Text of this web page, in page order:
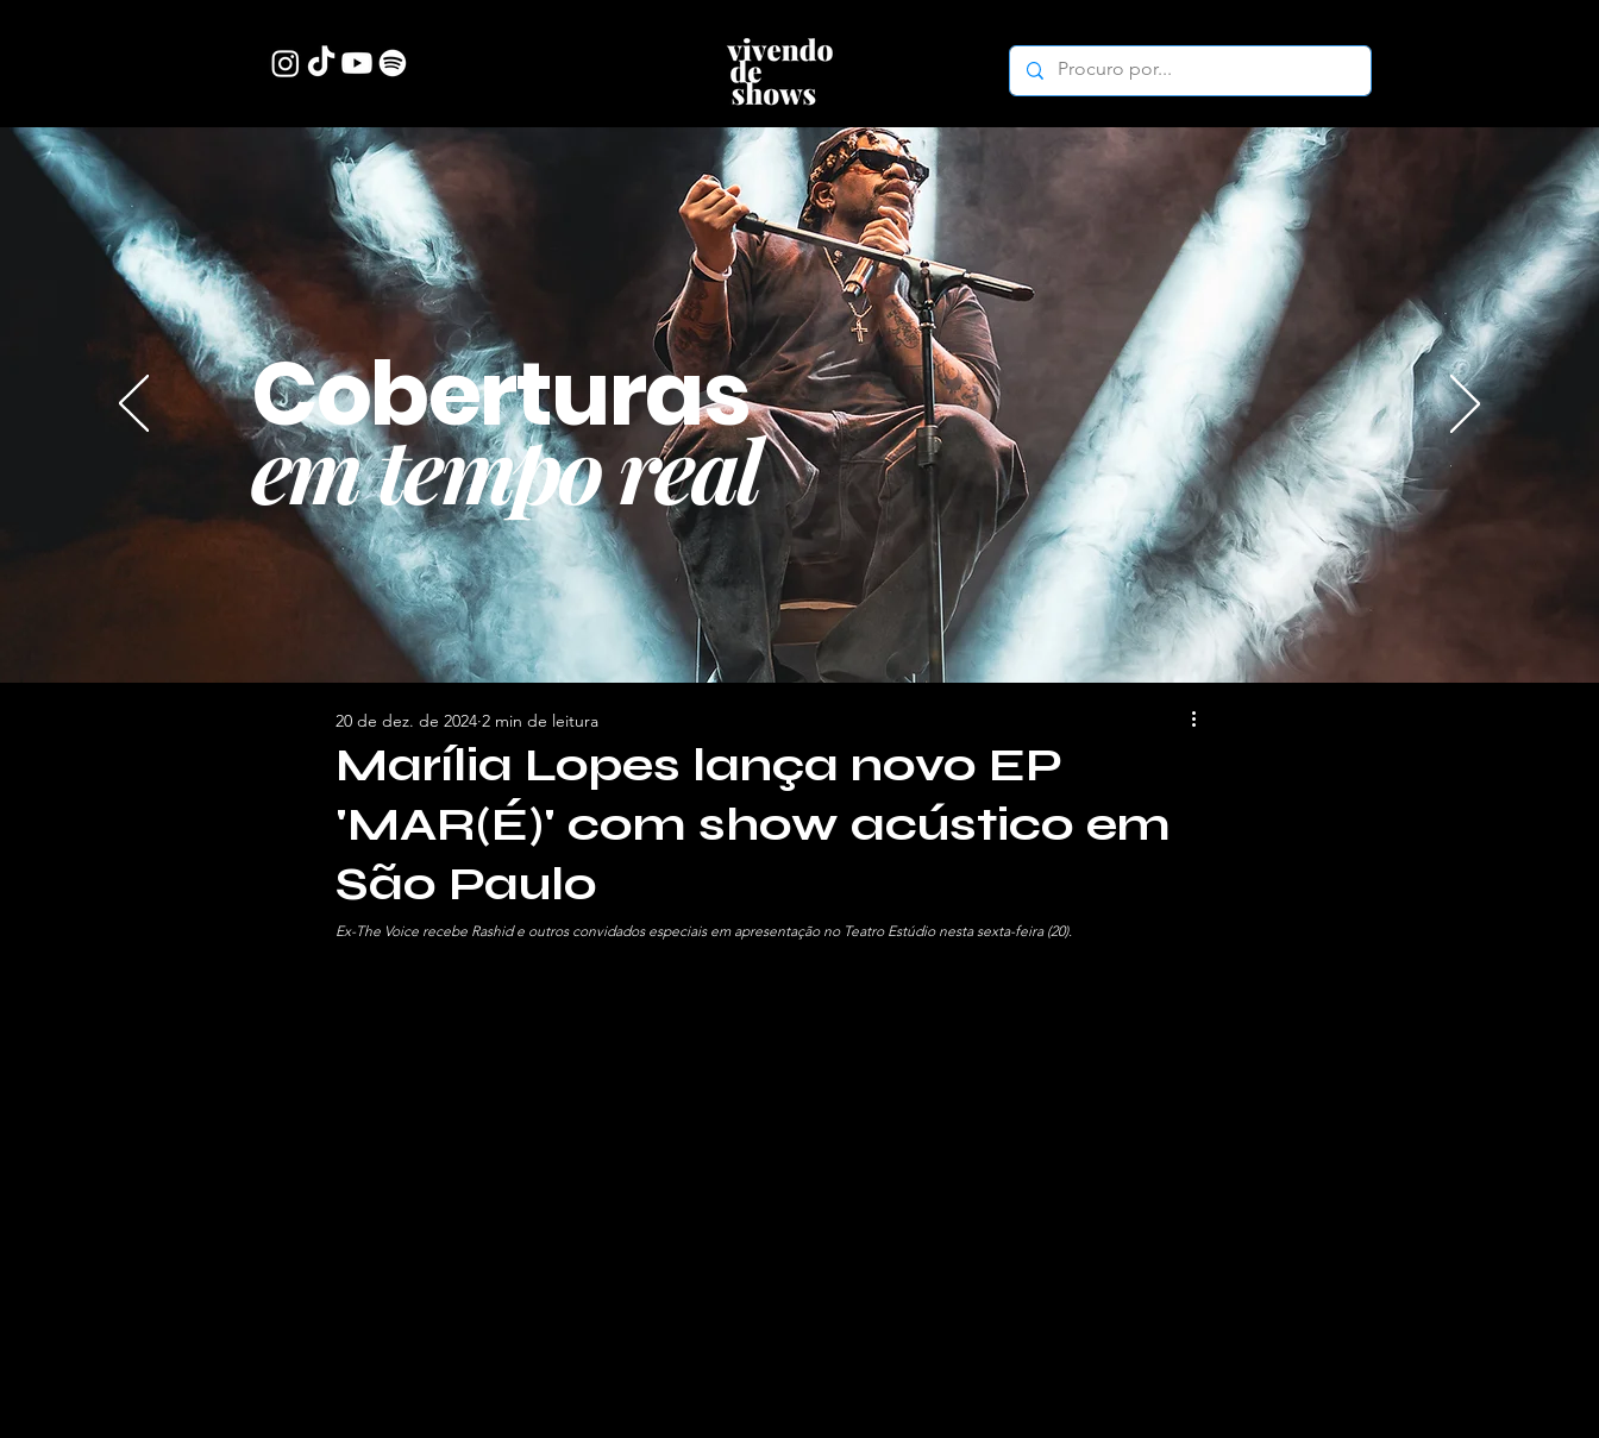
Coberturas
em tempo real
Marília Lopes lança novo EP
'MAR(É)' com show acústico em
São Paulo
20 de dez. de 2024 2 min de leitura
Ex-The Voice recebe Rashid e outros convidados especiais em apresentação no Teatro Estúdio nesta sexta-feira (20).